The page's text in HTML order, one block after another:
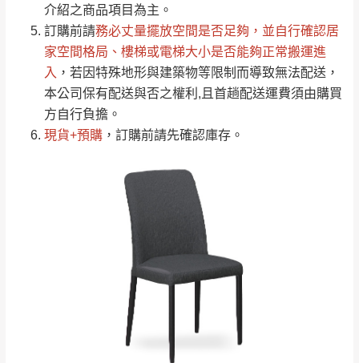
介紹之商品項目為主。
訂購前請務必丈量擺放空間是否足夠 ，並自行確認居
家空間格局、 樓梯或電梯大小是否能夠正常搬運進
入 ，若因特殊地形與建築物等限制而導致無法配送，
本公司保有配送與否之權利,且首趟配送運費須由購買
方自行負擔。
現貨+預購 ，訂購前請先確認庫存。
免 運
＊A108產品另收運費
新竹
峨眉鄉、五峰鄉、
橫山、北埔鄉、尖
石鄉、寶山鄉山
區、新埔山區、芎
區、北投湖山路、
接單後二日內(不含例假日)，我們客服會與您
電話聯絡或E-Mail通知確認訂單。
（線上客
服 LINE → @dershin）
下單前先詢問是否現貨 ，若未詢問下單後無
現貨我們客服會再來電或E-Mail與您聯絡
（洽詢方式請搜尋 Line ID →
地區恕無法提供運送 (詳見運送規章)。
苗栗至基隆；其它地區暫不開放，如因特殊
地型限制(山區、鄉、鎮、村)、樓梯太小、無
法搬運上樓等因素，導致無法配送，
保有出貨的權利。
保護物流人員的工作安全，賣家無提供吊掛
服務，若需以吊車或其他的吊掛方式吊運，